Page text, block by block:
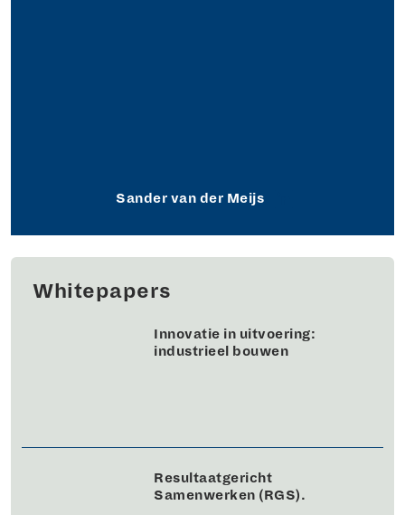
Sander van der Meijs
Whitepapers
Innovatie in uitvoering:
industrieel bouwen
Resultaatgericht
Samenwerken (RGS).